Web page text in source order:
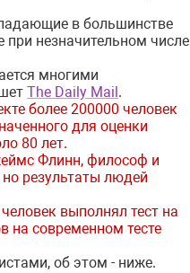
в большинстве
незначительном числе
многими
The Daily Mail .
более 200000 человек
для оценки
80 лет.
Флинн, философ и
но результаты людей
выполнял тест на
на современном тесте
об этом - ниже.